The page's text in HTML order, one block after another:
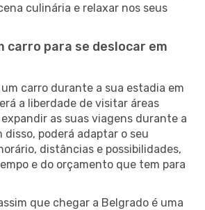
culinária e relaxar nos seus
carro para se deslocar em
carro durante a sua estadia em
a liberdade de visitar áreas
as suas viagens durante a
disso, poderá adaptar o seu
distâncias e possibilidades,
e do orçamento que tem para
que chegar a Belgrado é uma